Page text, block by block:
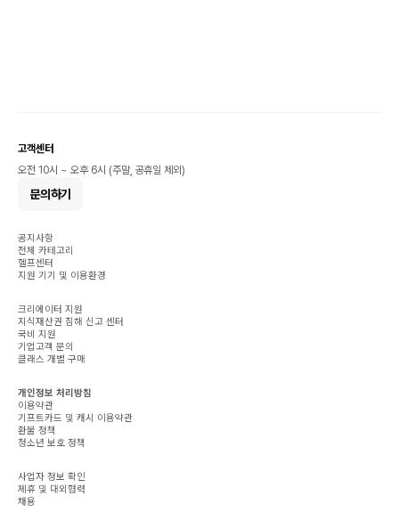
고객센터
오전 10시 ~ 오후 6시 (주말, 공휴일 제외)
문의하기
공지사항
전체 카테고리
헬프센터
지원 기기 및 이용환경
크리에이터 지원
지식재산권 침해 신고 센터
국비 지원
기업고객 문의
클래스 개별 구매
개인정보 처리방침
이용약관
기프트카드 및 캐시 이용약관
환불 정책
청소년 보호 정책
사업자 정보 확인
제휴 및 대외협력
채용